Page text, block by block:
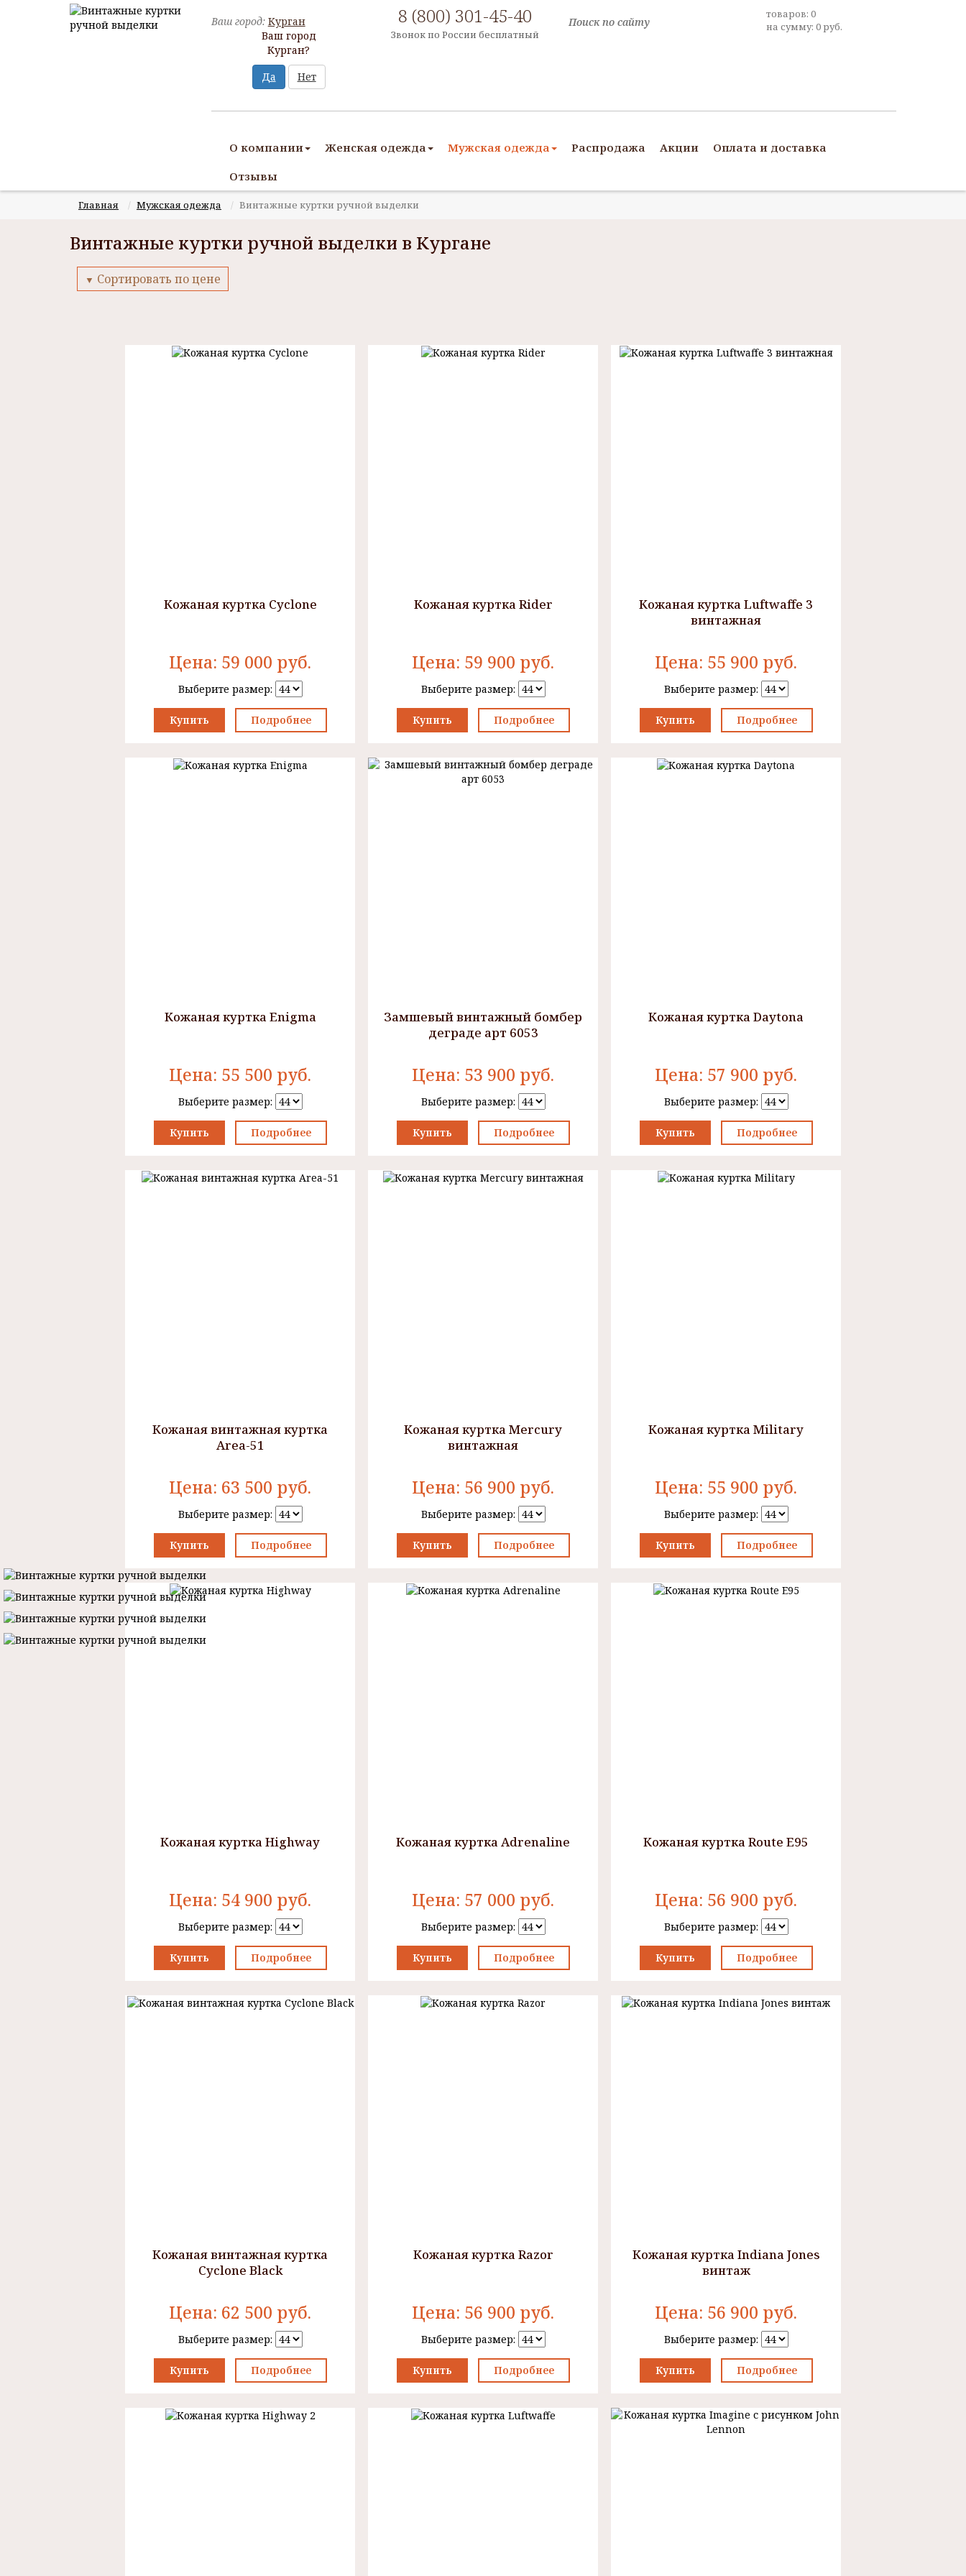
Ваш город: Курган
Ваш город
Курган?
Да
Нет
8 (800) 301-45-40
Звонок по России бесплатный
товаров:0
на сумму:0руб.
О компании Женская одежда Мужская одежда Распродажа Акции
Оплата и доставка
Отзывы
Главная Мужская одежда Винтажные куртки ручной выделки
Винтажные куртки ручной выделки в Кургане
▼ Сортировать по цене
Кожаная куртка Cyclone
Цена: 59 000 руб.
Выберите размер:
Купить Подробнее
Кожаная куртка Rider
Цена: 59 900 руб.
Выберите размер:
Купить Подробнее
Кожаная куртка Luftwaffe 3
винтажная
Цена: 55 900 руб.
Выберите размер:
Купить Подробнее
Кожаная куртка Enigma
Цена: 55 500 руб.
Выберите размер:
Купить Подробнее
Замшевый винтажный бомбер
деграде арт 6053
Цена: 53 900 руб.
Выберите размер:
Купить Подробнее
Кожаная куртка Daytona
Цена: 57 900 руб.
Выберите размер:
Купить Подробнее
Кожаная винтажная куртка
Area-51
Цена: 63 500 руб.
Выберите размер:
Купить Подробнее
Кожаная куртка Mercury
винтажная
Цена: 56 900 руб.
Выберите размер:
Купить Подробнее
Кожаная куртка Military
Цена: 55 900 руб.
Выберите размер:
Купить Подробнее
Кожаная куртка Highway
Цена: 54 900 руб.
Выберите размер:
Купить Подробнее
Кожаная куртка Adrenaline
Цена: 57 000 руб.
Выберите размер:
Купить Подробнее
Кожаная куртка Route E95
Цена: 56 900 руб.
Выберите размер:
Купить Подробнее
Кожаная винтажная куртка
Cyclone Black
Цена: 62 500 руб.
Выберите размер:
Купить Подробнее
Кожаная куртка Razor
Цена: 56 900 руб.
Выберите размер:
Купить Подробнее
Кожаная куртка Indiana Jones
винтаж
Цена: 56 900 руб.
Выберите размер:
Купить Подробнее